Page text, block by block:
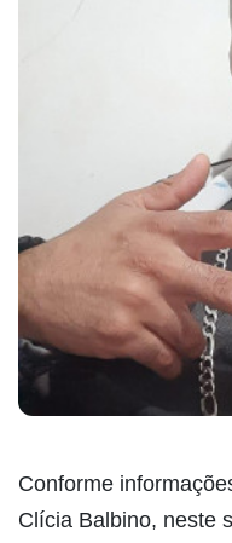
Conforme
Clícia Balbino, neste